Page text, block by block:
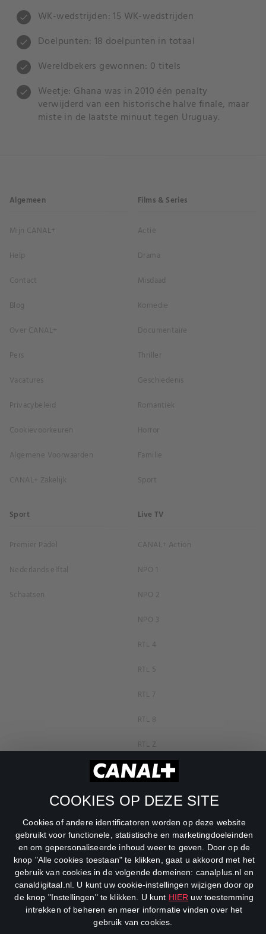
COOKIES OP DEZE SITE
Cookies of andere identificatoren worden op deze website
gebruikt voor functionele, statistische en marketingdoeleinden
en om gepersonaliseerde inhoud weer te geven. Door op de
knop "Alle cookies toestaan" te klikken, gaat u akkoord met het
gebruik van cookies in de volgende domeinen: canalplus.nl en
canaldigitaal.nl. U kunt uw cookie-instellingen wijzigen door op
de knop "Instellingen" te klikken. U kunt HIER uw toestemming
intrekken of beheren en meer informatie vinden over het
gebruik van cookies.
check WK-wedstrijden: 15 WK-wedstrijden
check Doelpunten: 18 doelpunten in totaal
check Wereldbekers gewonnen: 0 titels
check
Weetje: Ghana was in 2010 één penalty
verwijderd van een historische halve finale, maar
miste in de laatste minuut tegen Uruguay.
Algemeen
Mijn CANAL+
Help
Contact
Blog
Over CANAL+
Pers
Vacatures
Privacybeleid
Cookievoorkeuren
Algemene Voorwaarden
CANAL+ Zakelijk
Films & Series
Actie
Drama
Misdaad
Komedie
Documentaire
Thriller
Geschiedenis
Romantiek
Horror
Familie
Sport
Sport
Premier Padel
Nederlands elftal
Schaatsen
Live TV
CANAL+ Action
NPO 1
NPO 2
NPO 3
RTL 4
RTL 5
RTL 7
RTL 8
RTL Z
SBS6
Net5
Veronica
DreamWorks Channel